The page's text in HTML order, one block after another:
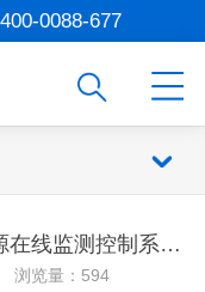
400-0088-677
丰博智能水资源在线监测控制系统助力国家水资源管理
浏览量：594